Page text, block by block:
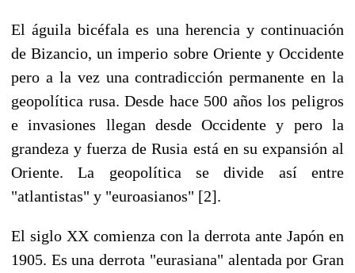
El águila bicéfala es una herencia y continuación
de Bizancio, un imperio sobre Oriente y Occidente
pero a la vez una contradicción permanente en la
geopolítica rusa. Desde hace 500 años los peligros
e invasiones llegan desde Occidente y pero la
grandeza y fuerza de Rusia está en su expansión al
Oriente. La geopolítica se divide así entre
"atlantistas" y "euroasianos" [2].
El siglo XX comienza con la derrota ante Japón en
1905. Es una derrota "eurasiana" alentada por Gran